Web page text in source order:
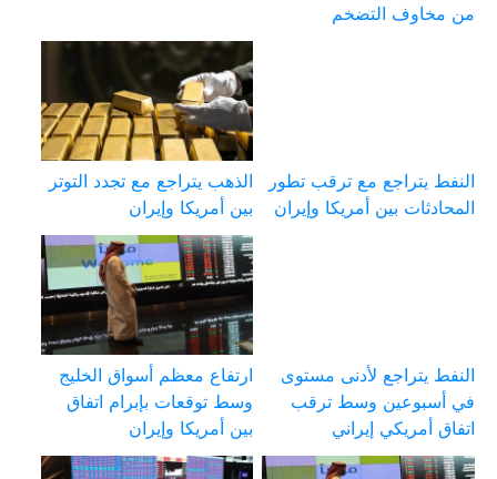
من مخاوف التضخم
النفط يتراجع مع ترقب تطور
المحادثات بين أمريكا وإيران
الذهب يتراجع مع تجدد التوتر
بين أمريكا وإيران
النفط يتراجع لأدنى مستوى
في أسبوعين وسط ترقب
اتفاق أمريكي إيراني
ارتفاع معظم أسواق الخليج
وسط توقعات بإبرام اتفاق
بين أمريكا وإيران